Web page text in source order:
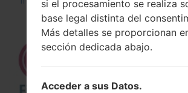
si el procesamiento se realiza
base legal distinta del
Más detalles se proporcionan
sección dedicada abajo.
Acceder a sus Datos.